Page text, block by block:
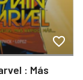
: Más